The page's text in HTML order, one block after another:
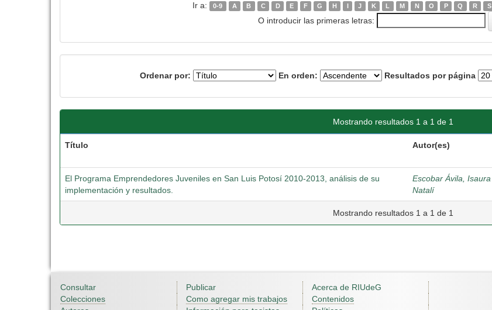
Ir a: 0-9 A B C D E F G H I J K L M N O P Q R S
O introducir las primeras letras:
Ordenar por: En orden: Resultados por página
Mostrando resultados 1 a 1 de 1
Título Autor(es)
El Programa Emprendedores Juveniles en San Luis Potosí 2010-2013, análisis de su
implementación y resultados.
Escobar Ávila, Isaura
Natalí
Mostrando resultados 1 a 1 de 1
Consultar
Colecciones
Publicar
Como agregar mis trabajos
Acerca de RIUdeG
Contenidos